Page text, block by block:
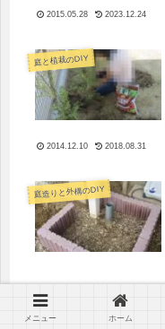
2015.05.28 2023.12.24
庭と植栽のDIY
2014.12.10 2018.08.31
庭造りと外構のDIY
2015.01.19 2023.12.24
メニュー ホーム